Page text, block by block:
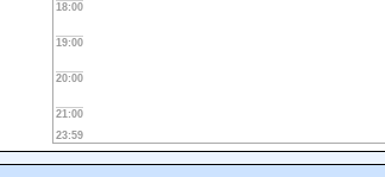
18:00
19:00
20:00
21:00
23:59